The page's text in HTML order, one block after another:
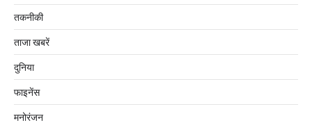
तकनीकी
ताजा खबरें
दुनिया
फाइनेंस
मनोरंजन